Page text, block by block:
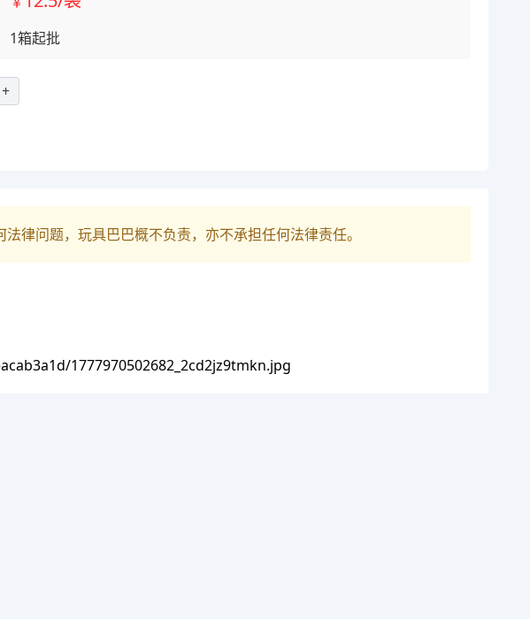
1箱起批
+
律问题，玩具巴巴概不负责，亦不承担任何法律责任。